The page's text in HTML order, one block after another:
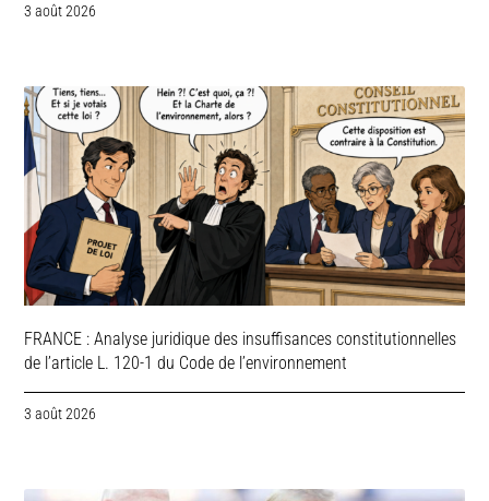
3 août 2026
FRANCE : Analyse juridique des insuffisances constitutionnelles
de l’article L. 120-1 du Code de l’environnement
3 août 2026